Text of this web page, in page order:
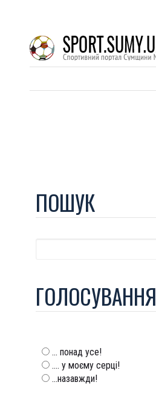
ПОШУК
ГОЛОСУВАННЯ
... понад усе!
.... у моєму серці!
...назавжди!